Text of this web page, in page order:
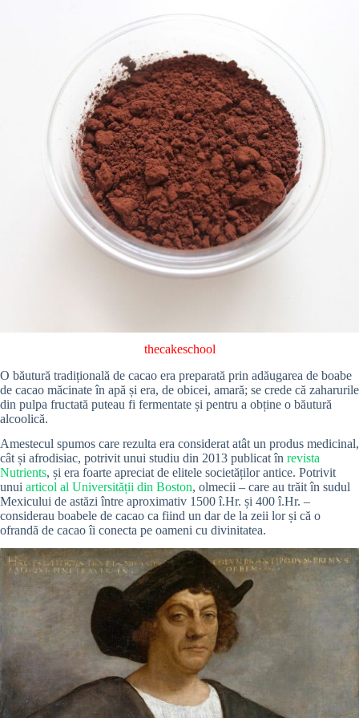
thecakeschool
O băutură tradițională de cacao era preparată prin adăugarea de boabe
de cacao măcinate în apă și era, de obicei, amară; se crede că zaharurile
din pulpa fructată puteau fi fermentate și pentru a obține o băutură
alcoolică.
Amestecul spumos care rezulta era considerat atât un produs medicinal,
cât și afrodisiac, potrivit unui studiu din 2013 publicat în revista
Nutrients, și era foarte apreciat de elitele societăților antice. Potrivit
unui articol al Universității din Boston, olmecii – care au trăit în sudul
Mexicului de astăzi între aproximativ 1500 î.Hr. și 400 î.Hr. –
considerau boabele de cacao ca fiind un dar de la zeii lor și că o
ofrandă de cacao îi conecta pe oameni cu divinitatea.